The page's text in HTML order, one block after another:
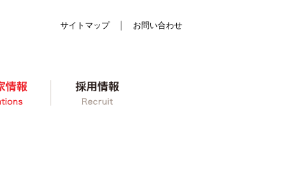
サイトマップ ｜ お問い合わせ
株主・投資家情報